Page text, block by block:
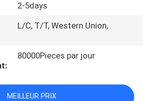
2-5days
L/C, T/T, Western Union,
80000Pieces par jour
MEILLEUR PRIX